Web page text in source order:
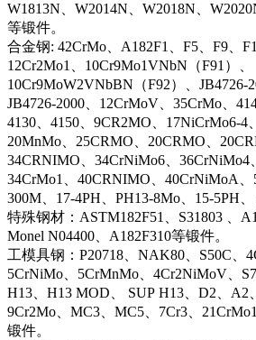
W1813N、W2014N、W2018N、
等锻件。
合金钢: 42CrMo、A182F1、F5、F9、
12Cr2Mo1、10Cr9Mo1VNbN（F91）、
10Cr9MoW2VNbBN（F92）、JB4726-
JB4726-2000、12CrMoV、35CrMo、
4130、4150、9CR2MO、17NiCrMo6-4
20MnMo、25CRMO、20CRMO、
34CRNIMO、34CrNiMo6、36CrNiMo4
34CrMo1、40CRNIMO、40CrNiMoA、
300M、17-4PH、PH13-8Mo、15-5PH、
特殊钢材：ASTM182F51、S31803 、
Monel N04400、A182F310等锻件。
工模具钢：P20718、NAK80、S50C、
5CrNiMo、5CrMnMo、4Cr2NiMoV、
H13、H13 MOD、 SUP H13、D2、A2
9Cr2Mo、MC3、MC5、7Cr3、
锻件。